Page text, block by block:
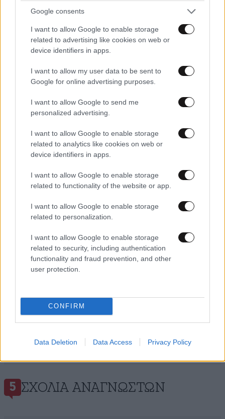
Google consents
I want to allow Google to enable storage
related to advertising like cookies on web or
device identifiers in apps.
I want to allow my user data to be sent to
Google for online advertising purposes.
I want to allow Google to send me
personalized advertising.
I want to allow Google to enable storage
related to analytics like cookies on web or
device identifiers in apps.
I want to allow Google to enable storage
related to functionality of the website or app.
I want to allow Google to enable storage
related to personalization.
I want to allow Google to enable storage
related to security, including authentication
functionality and fraud prevention, and other
user protection.
CONFIRM
Data Deletion Data Access Privacy Policy
Ογκολόγοι προειδοποιούν: Αυτές οι τροφές,
περνούν απαρατήρητες, αλλά καλό είναι να τις
Ακολουθήστε τοNEWSBEASTστοGoogle News
5 ΣΧΌΛΙΑ ΑΝΑΓΝΩΣΤΏΝ